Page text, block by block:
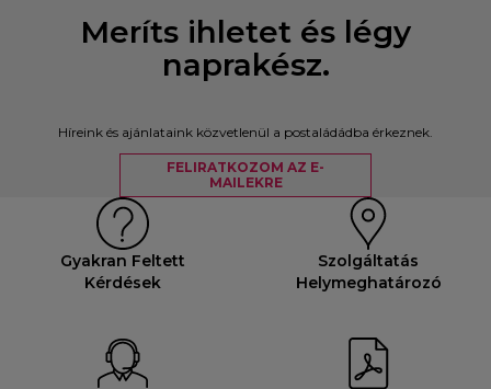
Meríts ihletet és légy
naprakész.
Híreink és ajánlataink közvetlenül a postaládádba érkeznek.
FELIRATKOZOM AZ E-
MAILEKRE
Gyakran Feltett
Kérdések
Szolgáltatás
Helymeghatározó